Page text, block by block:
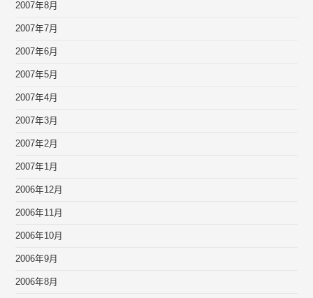
2007年8月
2007年7月
2007年6月
2007年5月
2007年4月
2007年3月
2007年2月
2007年1月
2006年12月
2006年11月
2006年10月
2006年9月
2006年8月